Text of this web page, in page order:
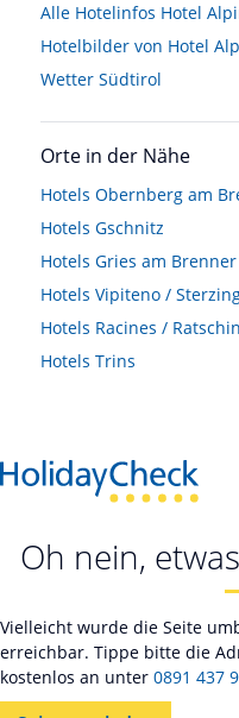
Alle Hotelinfos Hotel
Hotelbilder von Hotel
Wetter Südtirol
Orte in der Nähe
Hotels Obernberg am
Hotels Gschnitz
Hotels Gries am Brenner
Hotels Vipiteno /
Hotels Racines /
Hotels Trins
Oh nein,
Vielleicht wurde die Seite
erreichbar. Tippe bitte die
kostenlos an unter 0891 437